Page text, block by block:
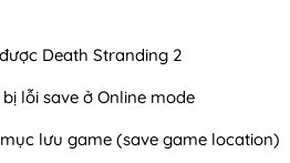
Death Stranding 2
lỗi save ở Online mode
lưu game (save game location)